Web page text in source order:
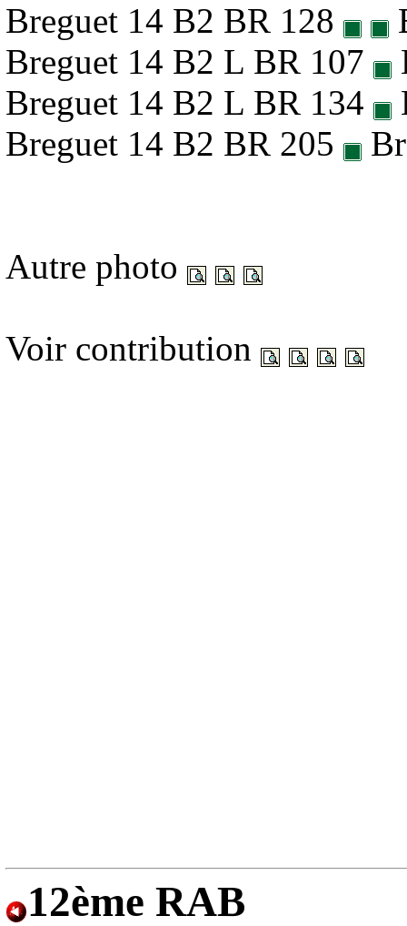
Breguet 14 B2 BR 128
Breguet 14 B2 L BR 107
Breguet 14 B2 L BR 134
Breguet 14 B2 BR 205
Autre photo
Voir contribution
12ème RAB